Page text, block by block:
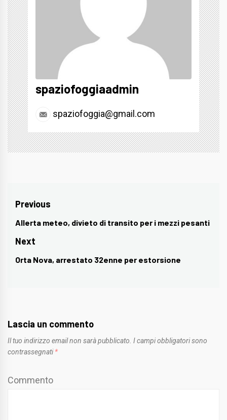
spaziofoggiaadmin
spaziofoggia@gmail.com
Navigazione
articoli
Previous
Previous
post:
Allerta meteo, divieto di transito per i mezzi pesanti
Next
Next
Orta Nova, arrestato 32enne per estorsione
Lascia un commento
Il tuo indirizzo email non sarà pubblicato. I campi obbligatori sono
contrassegnati *
Commento